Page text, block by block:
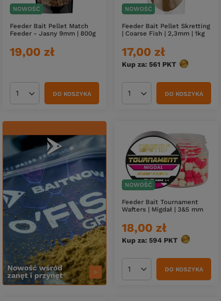
NOWOŚĆ
Feeder Bait Pellet Match
Feeder - Jasny 9mm | 800g
19,00 zł
Ilość produktówDO KOSZYKA
NOWOŚĆ
Feeder Bait Pellet Skretting
| Coarse Fish | 2,3mm | 1kg
17,00 zł
Kup za: 561 PKT punktów
Ilość produktówDO KOSZYKA
NOWOŚĆ
Feeder Bait Tournament
Wafters | Migdał | 3&5 mm
18,00 zł
Kup za: 594 PKT punktów
Ilość produktówDO KOSZYKA